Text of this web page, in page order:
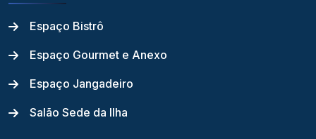
Espaço Bistrô
Espaço Gourmet e Anexo
Espaço Jangadeiro
Salão Sede da Ilha